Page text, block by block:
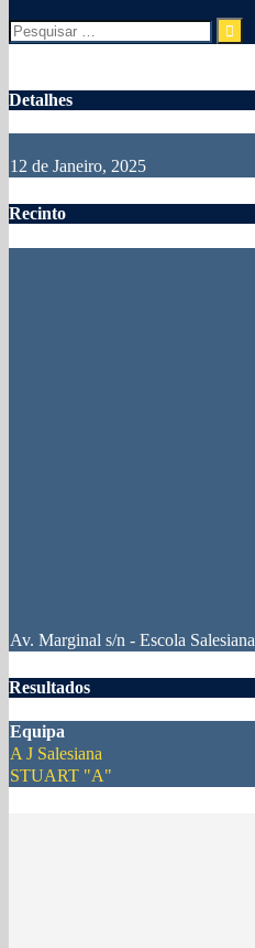
Pesquisar
por:
Detalhes
12 de Janeiro, 2025
Recinto
Av. Marginal s/n - Escola
Resultados
Equipa
A J Salesiana
STUART "A"